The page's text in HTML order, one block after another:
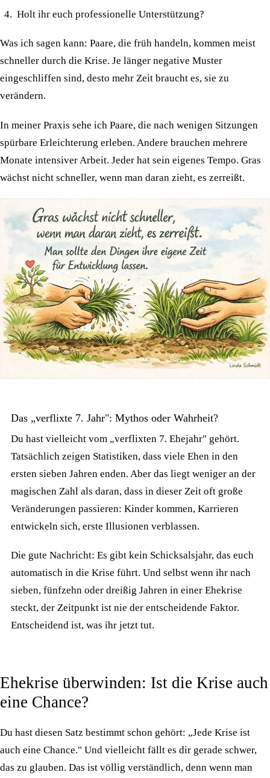
Holt ihr euch professionelle Unterstützung?
Was ich sagen kann: Paare, die früh handeln, kommen meist
schneller durch die Krise. Je länger negative Muster
eingeschliffen sind, desto mehr Zeit braucht es, sie zu
verändern.
In meiner Praxis sehe ich Paare, die nach wenigen Sitzungen
spürbare Erleichterung erleben. Andere brauchen mehrere
Monate intensiver Arbeit. Jeder hat sein eigenes Tempo. Gras
wächst nicht schneller, wenn man daran zieht, es zerreißt.
Das „verflixte 7. Jahr": Mythos oder Wahrheit?
Du hast vielleicht vom „verflixten 7. Ehejahr" gehört.
Tatsächlich zeigen Statistiken, dass viele Ehen in den
ersten sieben Jahren enden. Aber das liegt weniger an der
magischen Zahl als daran, dass in dieser Zeit oft große
Veränderungen passieren: Kinder kommen, Karrieren
entwickeln sich, erste Illusionen verblassen.
Die gute Nachricht: Es gibt kein Schicksalsjahr, das euch
automatisch in die Krise führt. Und selbst wenn ihr nach
sieben, fünfzehn oder dreißig Jahren in einer Ehekrise
steckt, der Zeitpunkt ist nie der entscheidende Faktor.
Entscheidend ist, was ihr jetzt tut.
Ehekrise überwinden: Ist die Krise auch
eine Chance?
Du hast diesen Satz bestimmt schon gehört: „Jede Krise ist
auch eine Chance." Und vielleicht fällt es dir gerade schwer,
das zu glauben. Das ist völlig verständlich, denn wenn man